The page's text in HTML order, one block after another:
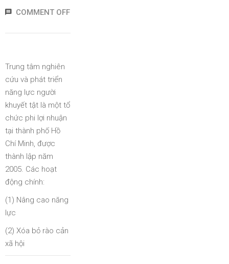
COMMENT OFF
Trung tâm nghiên
cứu và phát triển
năng lực người
khuyết tật là một tổ
chức phi lợi nhuận
tại thành phố Hồ
Chí Minh, được
thành lập năm
2005. Các hoạt
động chính:
(1) Nâng cao năng
lực
(2) Xóa bỏ rào cản
xã hội